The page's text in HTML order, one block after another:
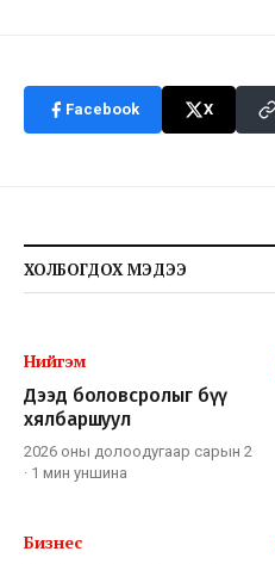
Facebook X
ХОЛБОГДОХ МЭДЭЭ
Нийгэм
Дээд боловсролыг бүү
хялбаршуул
2026 оны долоодугаар сарын 2
· 1 мин уншина
Бизнес